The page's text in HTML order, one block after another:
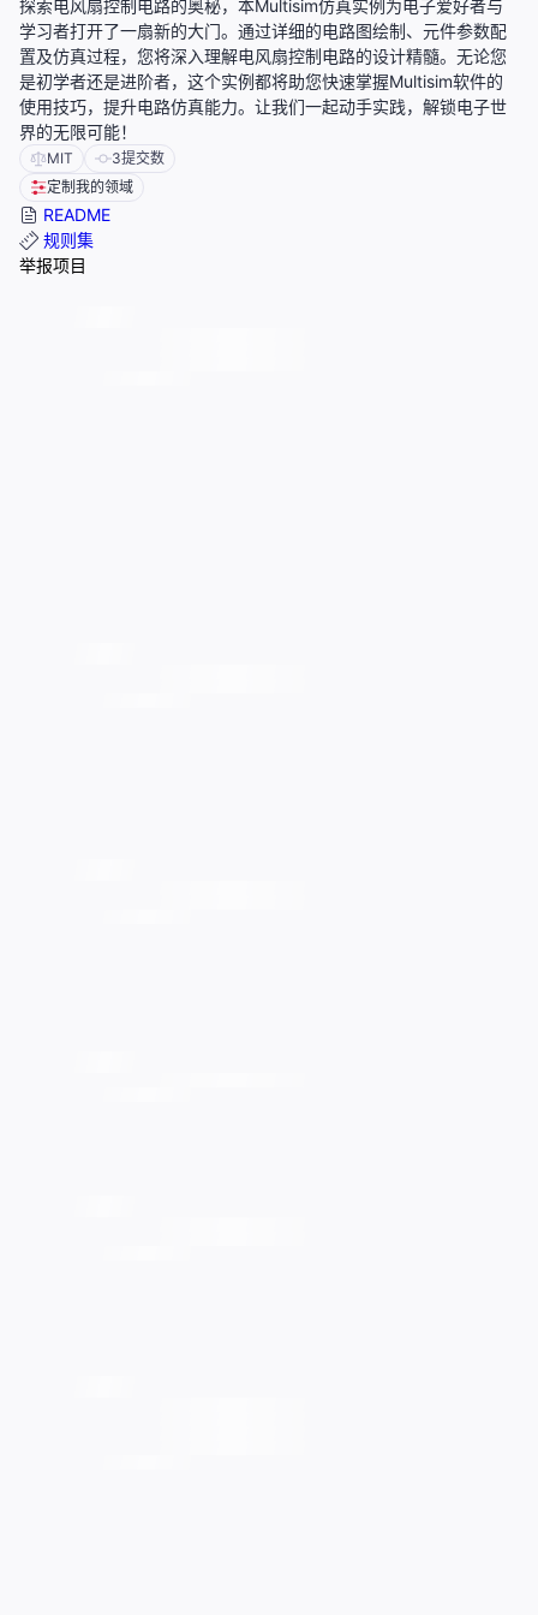
探索电风扇控制电路的奥秘，本Multisim仿真实例为电子爱好者与
学习者打开了一扇新的大门。通过详细的电路图绘制、元件参数配
置及仿真过程，您将深入理解电风扇控制电路的设计精髓。无论您
是初学者还是进阶者，这个实例都将助您快速掌握Multisim软件的
使用技巧，提升电路仿真能力。让我们一起动手实践，解锁电子世
界的无限可能！
MIT 3提交数
定制我的领域
README
规则集
举报项目